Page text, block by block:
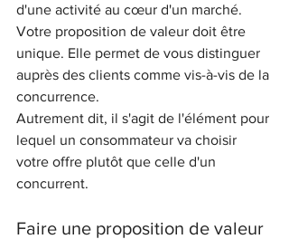
d'une activité au cœur d'un marché.
Votre proposition de valeur doit être
unique. Elle permet de vous distinguer
auprès des clients comme vis-à-vis de la
concurrence.
Autrement dit, il s'agit de l'élément pour
lequel un consommateur va choisir
votre offre plutôt que celle d'un
concurrent.
Faire une proposition de valeur